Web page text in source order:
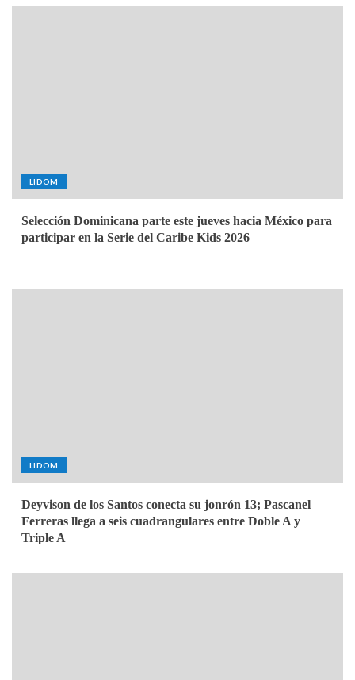
LIDOM
Selección Dominicana parte este jueves hacia México para
participar en la Serie del Caribe Kids 2026
LIDOM
Deyvison de los Santos conecta su jonrón 13; Pascanel
Ferreras llega a seis cuadrangulares entre Doble A y
Triple A